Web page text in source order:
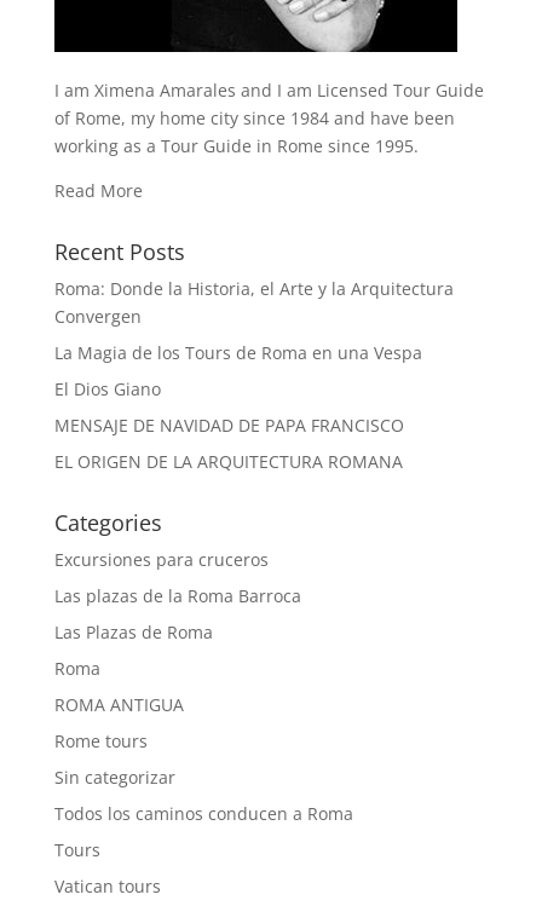
I am Ximena Amarales and I am Licensed Tour Guide
of Rome, my home city since 1984 and have been
working as a Tour Guide in Rome since 1995.
Read More
Recent Posts
Roma: Donde la Historia, el Arte y la Arquitectura
Convergen
La Magia de los Tours de Roma en una Vespa
El Dios Giano
MENSAJE DE NAVIDAD DE PAPA FRANCISCO
EL ORIGEN DE LA ARQUITECTURA ROMANA
Categories
Excursiones para cruceros
Las plazas de la Roma Barroca
Las Plazas de Roma
Roma
ROMA ANTIGUA
Rome tours
Sin categorizar
Todos los caminos conducen a Roma
Tours
Vatican tours